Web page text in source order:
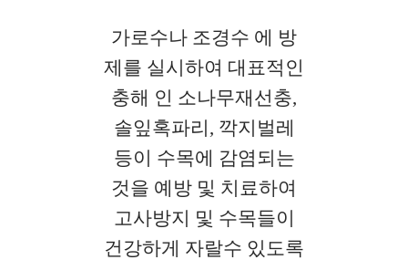
가로수나 조경수 에 방
제를 실시하여 대표적인
충해 인 소나무재선충,
솔잎혹파리, 깍지벌레
등이 수목에 감염되는
것을 예방 및 치료하여
고사방지 및 수목들이
건강하게 자랄수 있도록